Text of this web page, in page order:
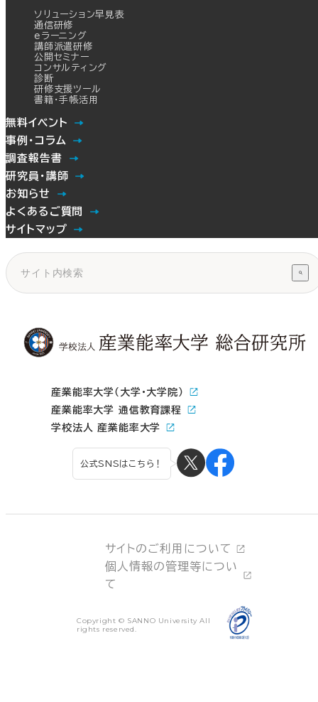
ソリューション早見表
通信研修
eラーニング
講師派遣研修
公開セミナー
コンサルティング
診断
研修支援ツール
書籍・手帳活用
無料イベント
事例・コラム
調査報告書
研究員・講師
お知らせ
よくあるご質問
サイトマップ
産業能率大学（大学・大学院）
産業能率大学 通信教育課程
学校法人 産業能率大学
公式SNSはこちら！
サイトのご利用について
個人情報の管理等につい
て
Copyright © SANNO University All
rights reserved.